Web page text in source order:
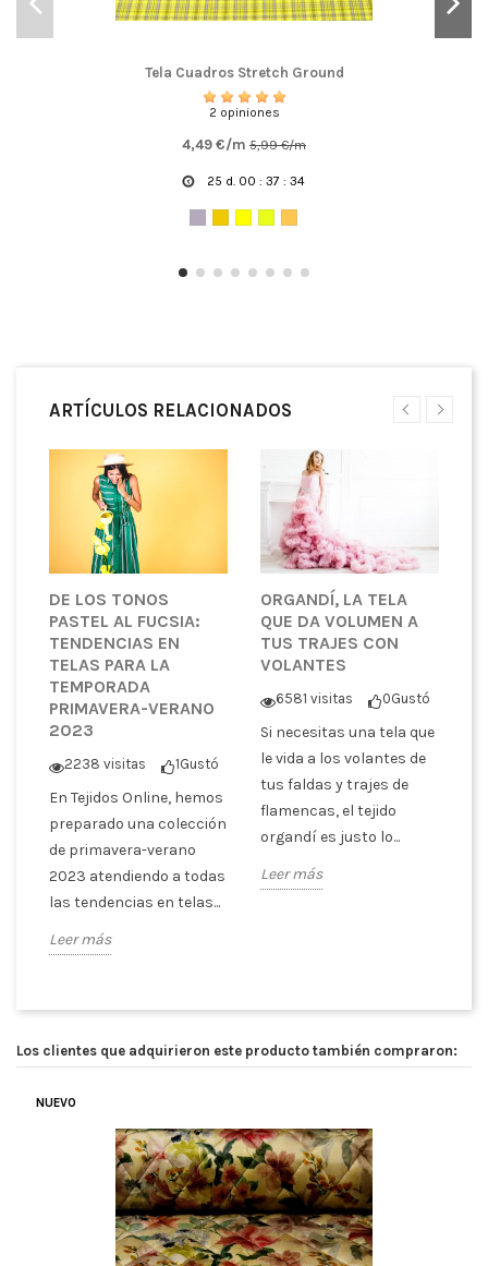
Tela Cuadros Stretch Ground
2 opiniones
4,49 €/m 5,99 €/m
25 d. 00 : 37 : 34
ARTÍCULOS RELACIONADOS
DE LOS TONOS
PASTEL AL FUCSIA:
TENDENCIAS EN
TELAS PARA LA
TEMPORADA
PRIMAVERA-VERANO
2023
2238 visitas 1Gustó
En Tejidos Online, hemos
preparado una colección
de primavera-verano
2023 atendiendo a todas
las tendencias en telas...
Leer más
ORGANDÍ, LA TELA
QUE DA VOLUMEN A
TUS TRAJES CON
VOLANTES
6581 visitas 0Gustó
Si necesitas una tela que
le vida a los volantes de
tus faldas y trajes de
flamencas, el tejido
organdí es justo lo...
Leer más
Los clientes que adquirieron este producto también compraron:
NUEVO